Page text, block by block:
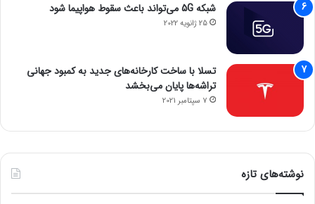
شبکه 5G می‌تواند باعث سقوط هواپیما شود
25 ژانویه 2022
تسلا با ساخت کارخانه‌های جدید به کمبود جهانی
تراشه‌ها پایان می‌بخشد
7 سپتامبر 2021
نوشته‌های تازه